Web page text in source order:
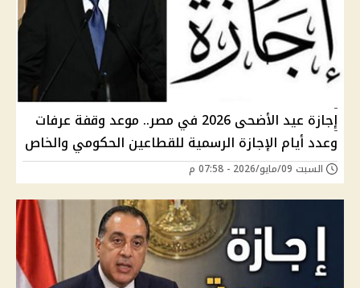
إجازة عيد الأضحى 2026 في مصر.. موعد وقفة عرفات
وعدد أيام الإجازة الرسمية للقطاعين الحكومي والخاص
السبت 09/مايو/2026 - 07:58 م